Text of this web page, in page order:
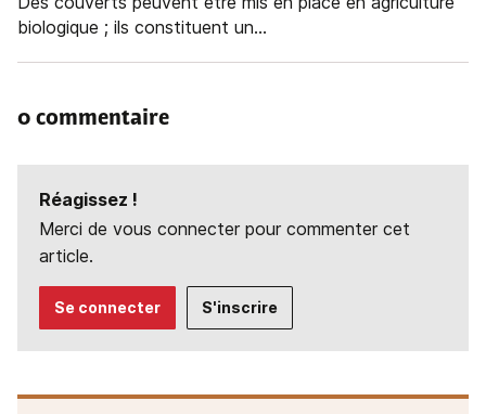
biologique ; ils constituent un...
0 commentaire
Réagissez !
Merci de vous connecter pour commenter cet
article.
Se connecter S'inscrire